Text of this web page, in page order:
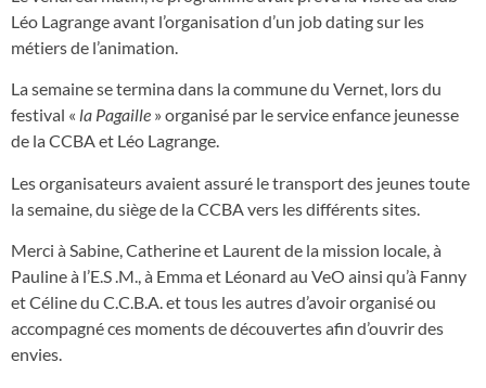
Léo Lagrange avant l’organisation d’un job dating sur les
métiers de l’animation.
La semaine se termina dans la commune du Vernet, lors du
festival « la Pagaille » organisé par le service enfance jeunesse
de la CCBA et Léo Lagrange.
Les organisateurs avaient assuré le transport des jeunes toute
la semaine, du siège de la CCBA vers les différents sites.
Merci à Sabine, Catherine et Laurent de la mission locale, à
Pauline à l’E.S .M., à Emma et Léonard au VeO ainsi qu’à Fanny
et Céline du C.C.B.A. et tous les autres d’avoir organisé ou
accompagné ces moments de découvertes afin d’ouvrir des
envies.